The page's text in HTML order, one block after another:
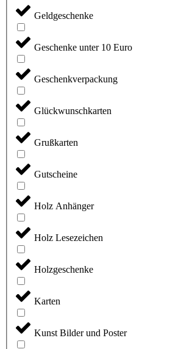
Geldgeschenke
Geschenke unter 10 Euro
Geschenkverpackung
Glückwunschkarten
Grußkarten
Gutscheine
Holz Anhänger
Holz Lesezeichen
Holzgeschenke
Karten
Kunst Bilder und Poster